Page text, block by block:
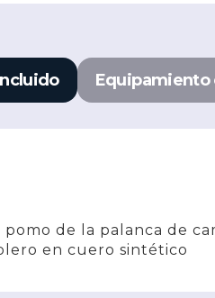
Equipamiento
pomo de la palanca de
en cuero sintético